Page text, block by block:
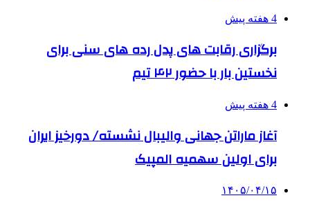
4 هفته پیش
برگزاری رقابت های پدل رده های سنی برای
نخستین بار با حضور ۴۲ تیم
4 هفته پیش
آغاز ماراتن جهانی والیبال نشسته/ دورخیز ایران
برای اولین سهمیه المپیک
۱۴۰۵/۰۴/۱۵